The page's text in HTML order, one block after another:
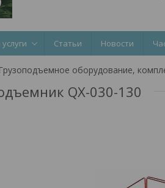
Статьи Новости
Грузоподъемное оборудование,
QX-030-130